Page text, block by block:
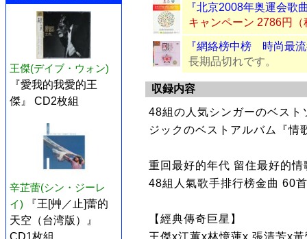
王傑(デイブ・ウォン)
『愛我的我愛的王
傑』 CD2枚組
辛芷蕾(シン・ジーレ
イ)
『王[艸／止]蕾的
天空（台湾版）』
『北京2008年奥運会歌
キャンペーン 2786円（
『網絡榜中榜 時尚最
長期品切れです。
収録内容
48組の人気シンガーのベス
ジックのベストアルバム『情
重回最好的年代 留住最好的情
48組人氣歌手排行榜金曲 60
【經典傳奇巨星】
王傑x江蕙x林憶蓮x 張清芳x